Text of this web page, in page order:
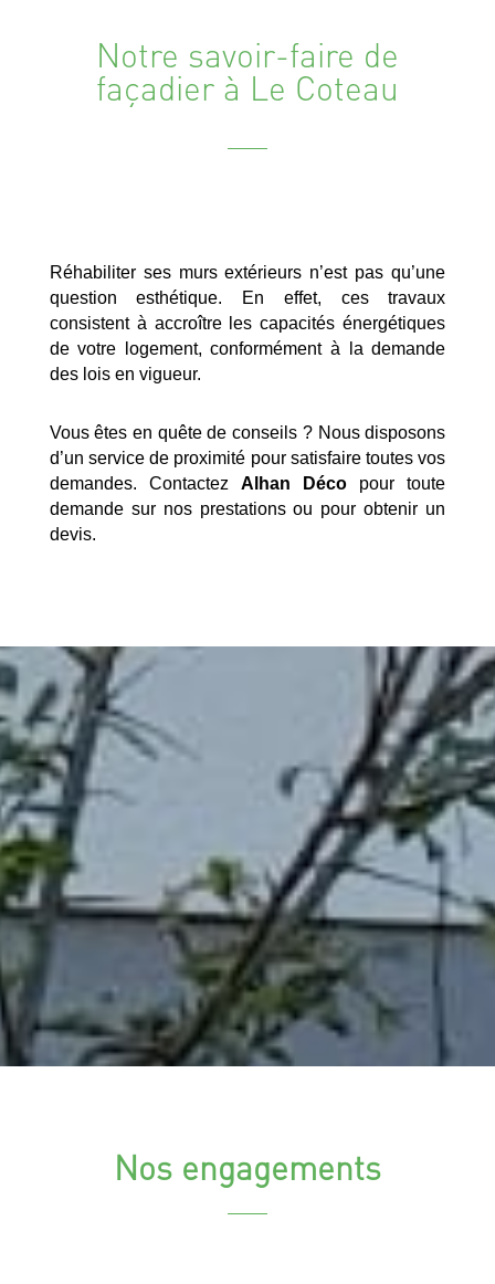
Notre savoir-faire de
façadier à Le Coteau
Réhabiliter ses murs extérieurs n’est pas qu’une
question esthétique. En effet, ces travaux
consistent à accroître les capacités énergétiques
de votre logement, conformément à la demande
des lois en vigueur.
Vous êtes en quête de conseils ? Nous disposons
d’un service de proximité pour satisfaire toutes vos
demandes. Contactez Alhan Déco pour toute
demande sur nos prestations ou pour obtenir un
devis.
Nos engagements